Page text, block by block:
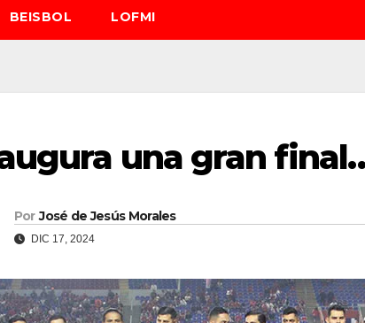
BEISBOL LOFMI
una gran
Por José de Jesús Morales
DIC 17, 2024